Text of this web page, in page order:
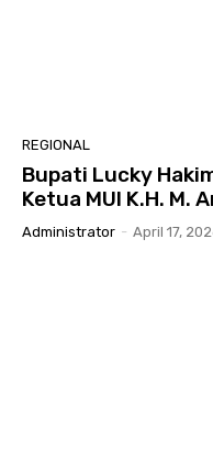
REGIONAL
Bupati Lucky
Ketua MUI K.H. M.
Administrator - April 17,